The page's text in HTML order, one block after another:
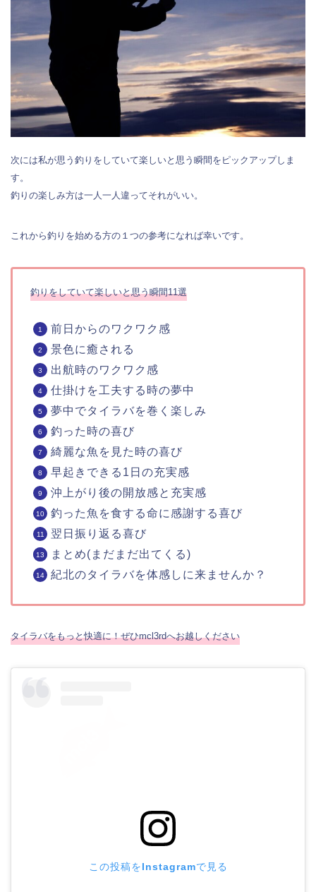
次には私が思う釣りをしていて楽しいと思う瞬間をピックアップしま
す。
釣りの楽しみ方は一人一人違ってそれがいい。
これから釣りを始める方の１つの参考になれば幸いです。
釣りをしていて楽しいと思う瞬間11選
前日からのワクワク感
景色に癒される
出航時のワクワク感
仕掛けを工夫する時の夢中
夢中でタイラバを巻く楽しみ
釣った時の喜び
綺麗な魚を見た時の喜び
早起きできる1日の充実感
沖上がり後の開放感と充実感
釣った魚を食する命に感謝する喜び
翌日振り返る喜び
まとめ(まだまだ出てくる)
紀北のタイラバを体感しに来ませんか？
タイラバをもっと快適に！ぜひmcl3rdへお越しください
この投稿をInstagramで見る